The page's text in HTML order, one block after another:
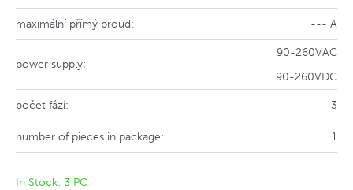
maximální přímý proud: --- A
power supply:
90-260VAC
90-260VDC
počet fází: 3
number of pieces in package: 1
In Stock: 3 PC